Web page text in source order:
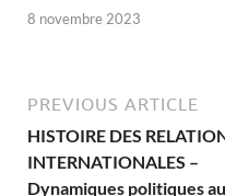
8 novembre 2023
PREVIOUS ARTICLE
HISTOIRE DES
INTERNATIONALES –
Dynamiques politiques au